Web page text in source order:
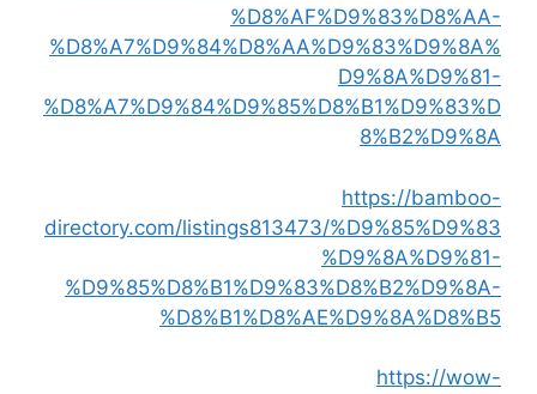
%D8%AF%D9%83%D8%AA-
%D8%A7%D9%84%D8%AA%D9%83%D9%8A%
D9%8A%D9%81-
%D8%A7%D9%84%D9%85%D8%B1%D9%83%D
8%B2%D9%8A
https://bamboo-
directory.com/listings813473/%D9%85%D9%83
%D9%8A%D9%81-
%D9%85%D8%B1%D9%83%D8%B2%D9%8A-
%D8%B1%D8%AE%D9%8A%D8%B5
https://wow-